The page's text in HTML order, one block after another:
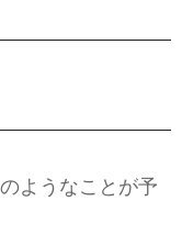
ようなことが予